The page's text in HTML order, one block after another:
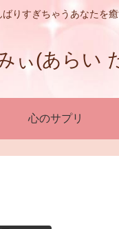
りすぎちゃうあなたを
ぃ(あらい
心のサプリ